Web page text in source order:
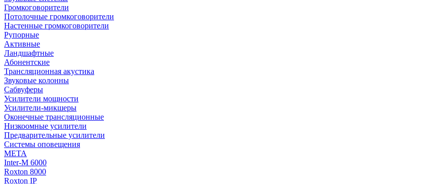
Громкоговорители
Потолочные громкоговорители
Настенные громкоговорители
Рупорные
Активные
Ландшафтные
Абонентские
Трансляционная акустика
Звуковые колонны
Сабвуферы
Усилители мощности
Усилители-микшеры
Оконечные трансляционные
Низкоомные усилители
Предварительные усилители
Системы оповещения
МЕТА
Inter-M 6000
Roxton 8000
Roxton IP